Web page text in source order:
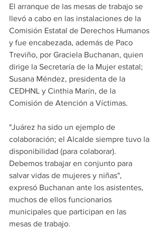
El arranque de las mesas de trabajo se
llevó a cabo en las instalaciones de la
Comisión Estatal de Derechos Humanos
y fue encabezada, además de Paco
Treviño, por Graciela Buchanan, quien
dirige la Secretaría de la Mujer estatal;
Susana Méndez, presidenta de la
CEDHNL y Cinthia Marín, de la
Comisión de Atención a Víctimas.
"Juárez ha sido un ejemplo de
colaboración; el Alcalde siempre tuvo la
disponibilidad (para colaborar).
Debemos trabajar en conjunto para
salvar vidas de mujeres y niñas",
expresó Buchanan ante los asistentes,
muchos de ellos funcionarios
municipales que participan en las
mesas de trabajo.